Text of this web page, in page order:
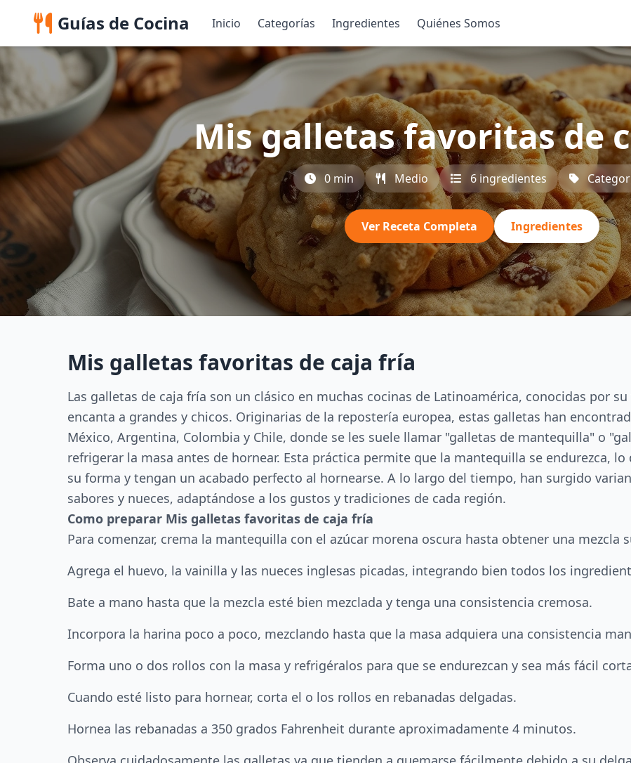
Guías de Cocina Inicio Categorías Ingredientes Quiénes Somos
Mis galletas favoritas de
0 min Medio 6 ingredientes
Ver Receta Completa Ingredientes
Mis galletas favoritas de caja fría
Las galletas de caja fría son un clásico en muchas cocinas de Latinoamérica, conocidas por
encanta a grandes y chicos. Originarias de la repostería europea, estas galletas han
México, Argentina, Colombia y Chile, donde se les suele llamar "galletas de mantequilla" o
refrigerar la masa antes de hornear. Esta práctica permite que la mantequilla se endurezca,
su forma y tengan un acabado perfecto al hornearse. A lo largo del tiempo, han surgido
sabores y nueces, adaptándose a los gustos y tradiciones de cada región.
Como preparar Mis galletas favoritas de caja fría
Para comenzar, crema la mantequilla con el azúcar morena oscura hasta obtener una mezcla
Agrega el huevo, la vainilla y las nueces inglesas picadas, integrando bien todos los
Bate a mano hasta que la mezcla esté bien mezclada y tenga una consistencia cremosa.
Incorpora la harina poco a poco, mezclando hasta que la masa adquiera una consistencia
Forma uno o dos rollos con la masa y refrigéralos para que se endurezcan y sea más fácil
Cuando esté listo para hornear, corta el o los rollos en rebanadas delgadas.
Hornea las rebanadas a 350 grados Fahrenheit durante aproximadamente 4 minutos.